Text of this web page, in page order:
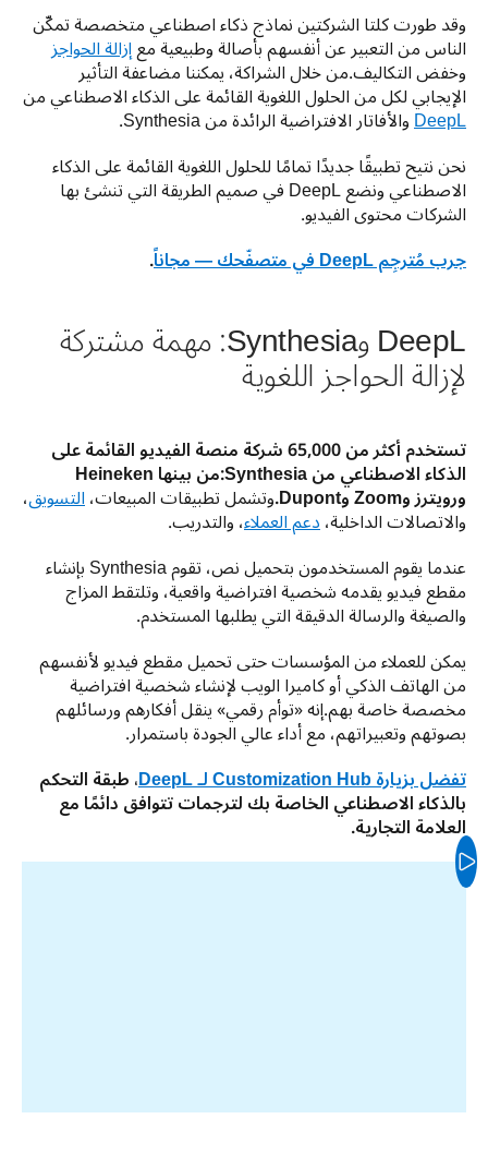
الناس من التعبير عن أنفسهم بأصالة وطبيعية مع إزالة الحواجز
الإيجابي لكل من الحلول اللغوية القائمة على الذكاء الاصطناعي من
DeepL والأفاتار الافتراضية الرائدة من Synthesia.
الشركات محتوى الفيديو.
جرب مُترجِم ‎DeepL‏ في متصفّحك — مجاناً
.
DeepL وSynthesia: مهمة مشتركة
لإزالة الحواجز اللغوية
ورويترز وZoom وDupont. وتشمل تطبيقات المبيعات، التسويق
والاتصالات الداخلية، دعم العملاء، والتدريب.
والصيغة والرسالة الدقيقة التي يطلبها المستخدم.
بصوتهم وتعبيراتهم، مع أداء عالي الجودة باستمرار.
تفضل بزيارة Customization Hub لـ DeepL
العلامة التجارية.